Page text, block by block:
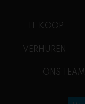
TE KOOP
VERHUREN
ONS TEAM